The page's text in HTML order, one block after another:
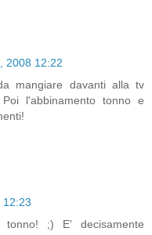
2008 12:22
mangiare davanti alla tv
l'abbinamento tonno e
12:23
tonno! ;) E' decisamente